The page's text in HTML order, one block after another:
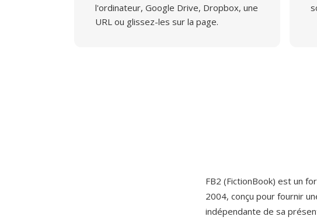
l'ordinateur, Google Drive, Dropbox, une
URL ou glissez-les sur la page.
FB2 (FictionBook) est un
2004, conçu pour fournir
indépendante de sa